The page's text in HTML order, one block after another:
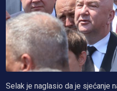
Selak je naglasio da je sjećanje